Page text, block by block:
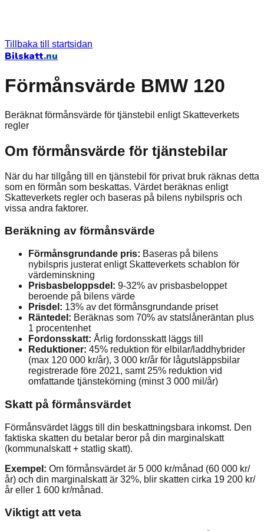
Tillbaka till startsidan
Bilskatt.nu
Förmånsvärde BMW 120
Beräknat förmånsvärde för tjänstebil enligt Skatteverkets
regler
Om förmånsvärde för tjänstebilar
När du har tillgång till en tjänstebil för privat bruk räknas detta
som en förmån som beskattas. Värdet beräknas enligt
Skatteverkets regler och baseras på bilens nybilspris och
vissa andra faktorer.
Beräkning av förmånsvärde
Förmånsgrundande pris: Baseras på bilens
nybilspris justerat enligt Skatteverkets schablon för
värdeminskning
Prisbasbeloppsdel: 9-32% av prisbasbeloppet
beroende på bilens värde
Prisdel: 13% av det förmånsgrundande priset
Räntedel: Beräknas som 70% av statslåneräntan plus
1 procentenhet
Fordonsskatt: Årlig fordonsskatt läggs till
Reduktioner: 45% reduktion för elbilar/laddhybrider
(max 120 000 kr/år), 3 000 kr/år för lågutsläppsbilar
registrerade före 2021, samt 25% reduktion vid
omfattande tjänstekörning (minst 3 000 mil/år)
Skatt på förmånsvärdet
Förmånsvärdet läggs till din beskattningsbara inkomst. Den
faktiska skatten du betalar beror på din marginalskatt
(kommunalskatt + statlig skatt).
Exempel: Om förmånsvärdet är 5 000 kr/månad (60 000 kr/
år) och din marginalskatt är 32%, blir skatten cirka 19 200 kr/
år eller 1 600 kr/månad.
Viktigt att veta